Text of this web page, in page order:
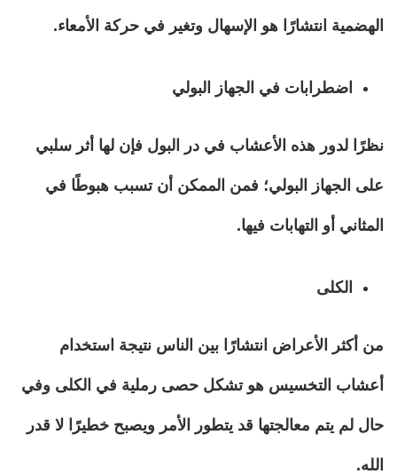
الهضمية انتشارًا هو الإسهال وتغير في حركة الأمعاء.
اضطرابات في الجهاز البولي
نظرًا لدور هذه الأعشاب في در البول فإن لها أثر سلبي
على الجهاز البولي؛ فمن الممكن أن تسبب هبوطًا في
المثاني أو التهابات فيها.
الكلى
من أكثر الأعراض انتشارًا بين الناس نتيجة استخدام
أعشاب التخسيس هو تشكل حصى رملية في الكلى وفي
حال لم يتم معالجتها قد يتطور الأمر ويصبح خطيرًا لا قدر
الله.